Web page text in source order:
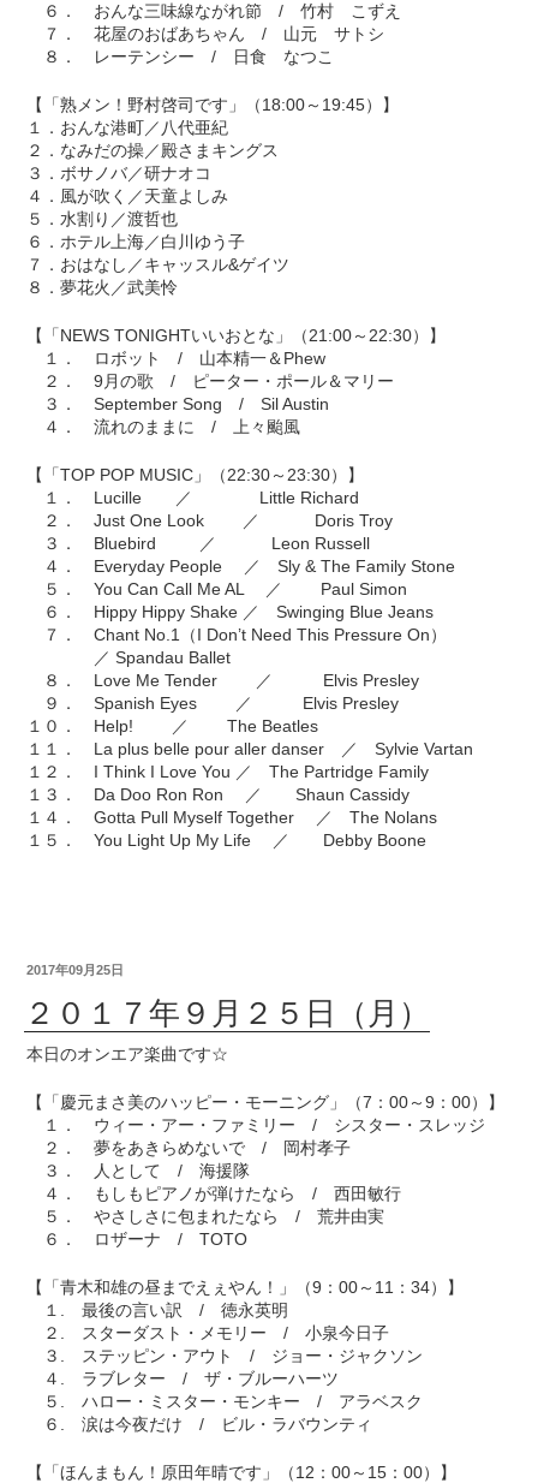
６． おんな三味線ながれ節 / 竹村 こずえ
７． 花屋のおばあちゃん / 山元 サトシ
８． レーテンシー / 日食 なつこ
【「熟メン！野村啓司です」（18:00～19:45）】
１．おんな港町／八代亜紀
２．なみだの操／殿さまキングス
３．ボサノバ／研ナオコ
４．風が吹く／天童よしみ
５．水割り／渡哲也
６．ホテル上海／白川ゆう子
７．おはなし／キャッスル&ゲイツ
８．夢花火／武美怜
【「NEWS TONIGHTいいおとな」（21:00～22:30）】
１． ロボット / 山本精一＆Phew
２． 9月の歌 / ピーター・ポール＆マリー
３． September Song / Sil Austin
４． 流れのままに / 上々颱風
【「TOP POP MUSIC」（22:30～23:30）】
１． Lucille ／ Little Richard
２． Just One Look ／ Doris Troy
３． Bluebird ／ Leon Russell
４． Everyday People ／ Sly & The Family Stone
５． You Can Call Me AL ／ Paul Simon
６． Hippy Hippy Shake ／ Swinging Blue Jeans
７． Chant No.1（I Don’t Need This Pressure On）
／ Spandau Ballet
８． Love Me Tender ／ Elvis Presley
９． Spanish Eyes ／ Elvis Presley
１０． Help! ／ The Beatles
１１． La plus belle pour aller danser ／ Sylvie Vartan
１２． I Think I Love You ／ The Partridge Family
１３． Da Doo Ron Ron ／ Shaun Cassidy
１４． Gotta Pull Myself Together ／ The Nolans
１５． You Light Up My Life ／ Debby Boone
2017年09月25日
２０１７年９月２５日（月）
本日のオンエア楽曲です☆
【「慶元まさ美のハッピー・モーニング」（7：00～9：00）】
１． ウィー・アー・ファミリー / シスター・スレッジ
２． 夢をあきらめないで / 岡村孝子
３． 人として / 海援隊
４． もしもピアノが弾けたなら / 西田敏行
５． やさしさに包まれたなら / 荒井由実
６． ロザーナ / TOTO
【「青木和雄の昼までえぇやん！」（9：00～11：34）】
１. 最後の言い訳 / 徳永英明
２. スターダスト・メモリー / 小泉今日子
３. ステッピン・アウト / ジョー・ジャクソン
４. ラブレター / ザ・ブルーハーツ
５. ハロー・ミスター・モンキー / アラベスク
６. 涙は今夜だけ / ビル・ラバウンティ
【「ほんまもん！原田年晴です」（12：00～15：00）】